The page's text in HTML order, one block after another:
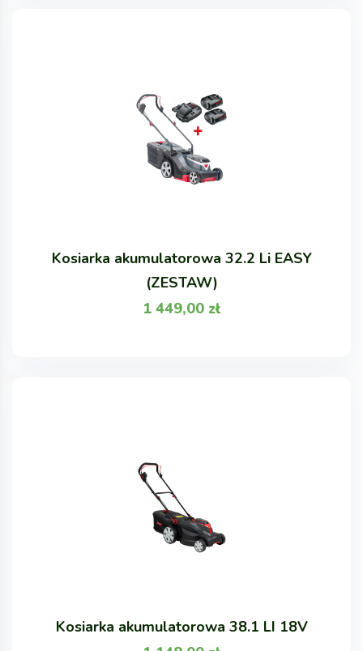
Kosiarka akumulatorowa 32.2 Li EASY
(ZESTAW)
1 449,00 zł
Kosiarka akumulatorowa 38.1 LI 18V